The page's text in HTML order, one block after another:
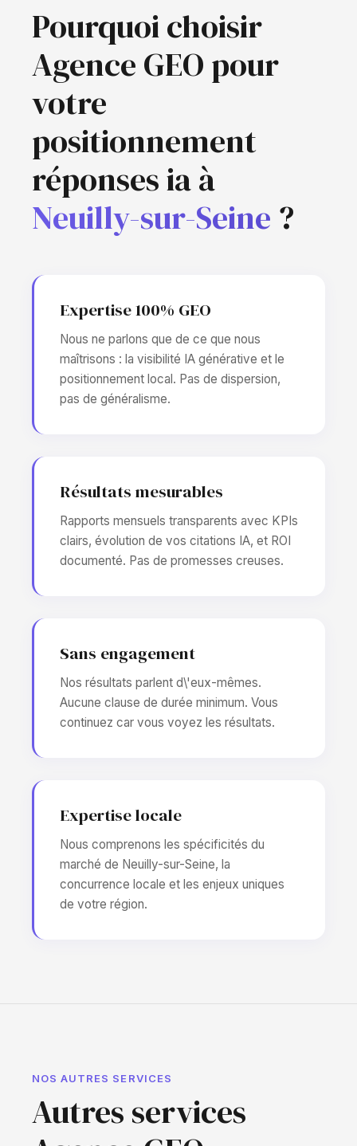
Pourquoi choisir
Agence GEO pour
votre
positionnement
réponses ia à
Neuilly-sur-Seine ?
Expertise 100% GEO
Nous ne parlons que de ce que nous
maîtrisons : la visibilité IA générative et le
positionnement local. Pas de dispersion,
pas de généralisme.
Résultats mesurables
Rapports mensuels transparents avec KPIs
clairs, évolution de vos citations IA, et ROI
documenté. Pas de promesses creuses.
Sans engagement
Nos résultats parlent d\'eux-mêmes.
Aucune clause de durée minimum. Vous
continuez car vous voyez les résultats.
Expertise locale
Nous comprenons les spécificités du
marché de Neuilly-sur-Seine, la
concurrence locale et les enjeux uniques
de votre région.
NOS AUTRES SERVICES
Autres services